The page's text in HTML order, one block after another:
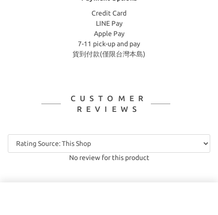
Credit Card
LINE Pay
Apple Pay
7-11 pick-up and pay
貨到付款(僅限台灣本島)
CUSTOMER
REVIEWS
No review for this product